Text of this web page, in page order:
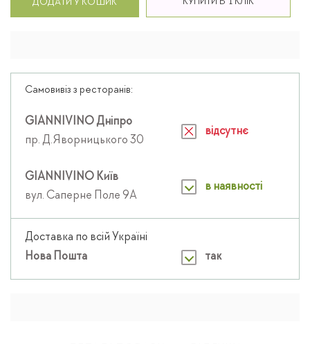
ДОДАТИ У КОШИК
Самовивіз з ресторанів:
GIANNIVINO Дніпро
пр. Д.Яворницького 30
відсутнє
GIANNIVINO Київ
вул. Саперне Поле 9А
в наявності
Доставка по всій Україні
Нова Пошта
так